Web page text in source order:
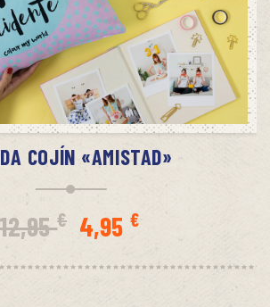
AÑADIR AL CARRITO
COJÍN «AMISTAD»
12,95€ El
precio
4,95€
precio